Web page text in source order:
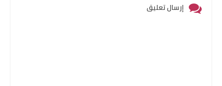
إرسال تعليق